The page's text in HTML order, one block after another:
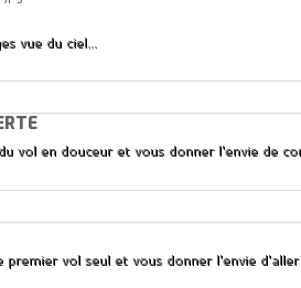
vue du ciel...
vol en douceur et vous donner l'envie de
vol seul et vous donner l'envie d'aller